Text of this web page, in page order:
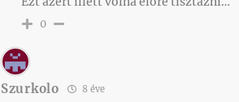
0
Szurkolo 8 éve